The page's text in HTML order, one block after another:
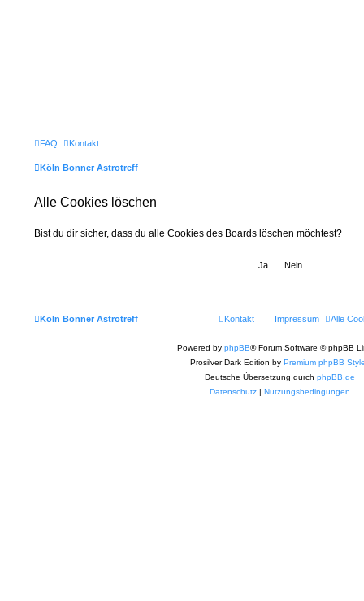
FAQ Kontakt
Köln Bonner Astrotreff
Alle Cookies löschen
Bist du dir sicher, dass du alle Cookies des Boards löschen möchtest?
Köln Bonner Astrotreff Alle
Impressum
Kontakt
Powered by phpBB® Forum Software © phpBB
Prosilver Dark Edition by Premium phpBB
Deutsche Übersetzung durch phpBB.de
Datenschutz | Nutzungsbedingungen